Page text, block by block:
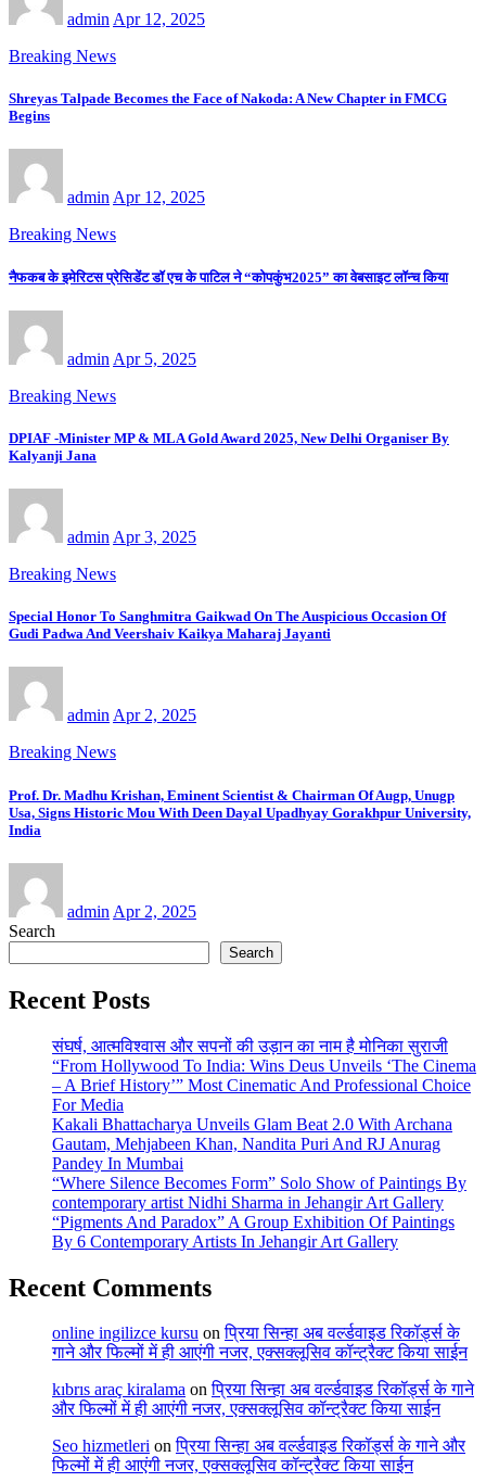
admin Apr 12, 2025
Breaking News
Shreyas Talpade Becomes the Face of Nakoda: A New Chapter in FMCG
Begins
adminApr 12, 2025
Breaking News
नैफकब के इमेरिटस प्रेसिडेंट डॉ एच के पाटिल ने “कोपकुंभ2025” का वेबसाइट लॉन्च किया
admin Apr 5, 2025
Breaking News
DPIAF -Minister MP & MLA Gold Award 2025, New Delhi Organiser By
Kalyanji Jana
admin Apr 3, 2025
Breaking News
Special Honor To Sanghmitra Gaikwad On The Auspicious Occasion Of
Gudi Padwa And Veershaiv Kaikya Maharaj Jayanti
adminApr 2, 2025
Breaking News
Prof. Dr. Madhu Krishan, Eminent Scientist & Chairman Of Augp, Unugp
Usa, Signs Historic Mou With Deen Dayal Upadhyay Gorakhpur University,
India
admin Apr 2, 2025
Search
Search
Recent Posts
संघर्ष, आत्मविश्वास और सपनों की उड़ान का नाम है मोनिका सुराजी
“From Hollywood To India: Wins Deus Unveils ‘The Cinema
– A Brief History’” Most Cinematic And Professional Choice
For Media
Kakali Bhattacharya Unveils Glam Beat 2.0 With Archana
Gautam, Mehjabeen Khan, Nandita Puri And RJ Anurag
Pandey In Mumbai
“Where Silence Becomes Form” Solo Show of Paintings By
contemporary artist Nidhi Sharma in Jehangir Art Gallery
“Pigments And Paradox” A Group Exhibition Of Paintings
By 6 Contemporary Artists In Jehangir Art Gallery
Recent Comments
online ingilizce kursu onप्रिया सिन्हा अब वर्ल्डवाइड रिकॉर्ड्स के
गाने और फिल्मों में ही आएंगी नजर, एक्सक्लूसिव कॉन्ट्रैक्ट किया साईन
kıbrıs araç kiralama onप्रिया सिन्हा अब वर्ल्डवाइड रिकॉर्ड्स के गाने
और फिल्मों में ही आएंगी नजर, एक्सक्लूसिव कॉन्ट्रैक्ट किया साईन
Seo hizmetleri onप्रिया सिन्हा अब वर्ल्डवाइड रिकॉर्ड्स के गाने और
फिल्मों में ही आएंगी नजर, एक्सक्लूसिव कॉन्ट्रैक्ट किया साईन